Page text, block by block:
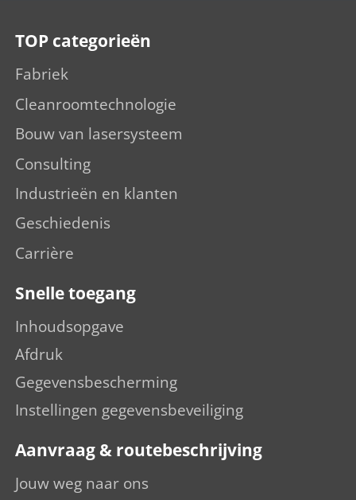
TOP categorieën
Fabriek
Cleanroomtechnologie
Bouw van lasersysteem
Consulting
Industrieën en klanten
Geschiedenis
Carrière
Snelle toegang
Inhoudsopgave
Afdruk
Gegevensbescherming
Instellingen gegevensbeveiliging
Aanvraag & routebeschrijving
Jouw weg naar ons